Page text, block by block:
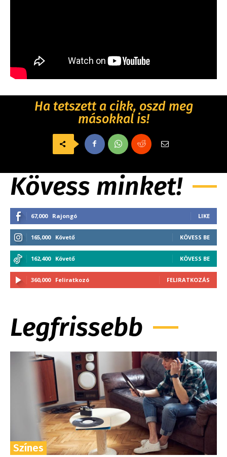
Ha tetszett a cikk, oszd meg
másokkal is!
Kövess minket!
67,000 Rajongó LIKE
165,000 Követő KÖVESS BE
162,400 Követő KÖVESS BE
360,000 Feliratkozó FELIRATKOZÁS
Legfrissebb
Színes